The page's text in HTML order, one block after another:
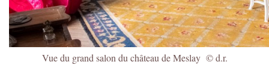
Vue du grand salon du château de Meslay © d.r.